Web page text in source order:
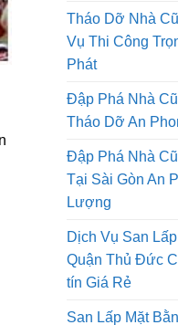
Đập Phá Nhà
Tân Phú Dịch
Tháo Dỡ Nhà
Vụ Thi Công
Phát
Đập Phá Nhà
Tháo Dỡ An
Đập Phá Nhà Cũ
Tại Sài Gòn An
Lượng
Dịch Vụ San Lấp
Quận Thủ Đức